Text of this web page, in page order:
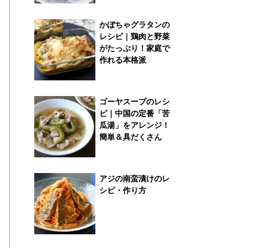
かぼちゃグラタンの
レシピ｜鶏肉と野菜
がたっぷり！家庭で
作れる本格派
ゴーヤスープのレシ
ピ｜中国の定番「苦
瓜湯」をアレンジ！
簡単＆具だくさん
アジの南蛮漬けのレ
シピ・作り方